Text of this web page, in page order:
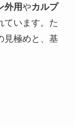
外用やカルプ
ています。た
見極めと、基